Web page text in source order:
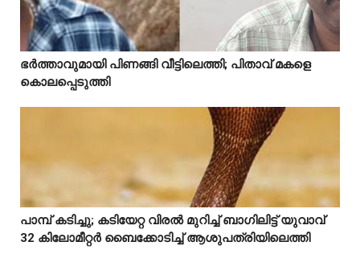
  
ഭർത്താവുമായി പിണങ്ങി വീട്ടിലെത്തി; പിതാവ് മകളെ
കൊലപ്പെടുത്തി
  
Mostreaded
പാമ്പ് കടിച്ചു; കടിയേറ്റ വിരൽ മുറിച്ച് ബാഗിലിട്ട് യുവാവ്
32 കിലോമീറ്റർ ബൈക്കോടിച്ച് ആശുപത്രിയിലെത്തി